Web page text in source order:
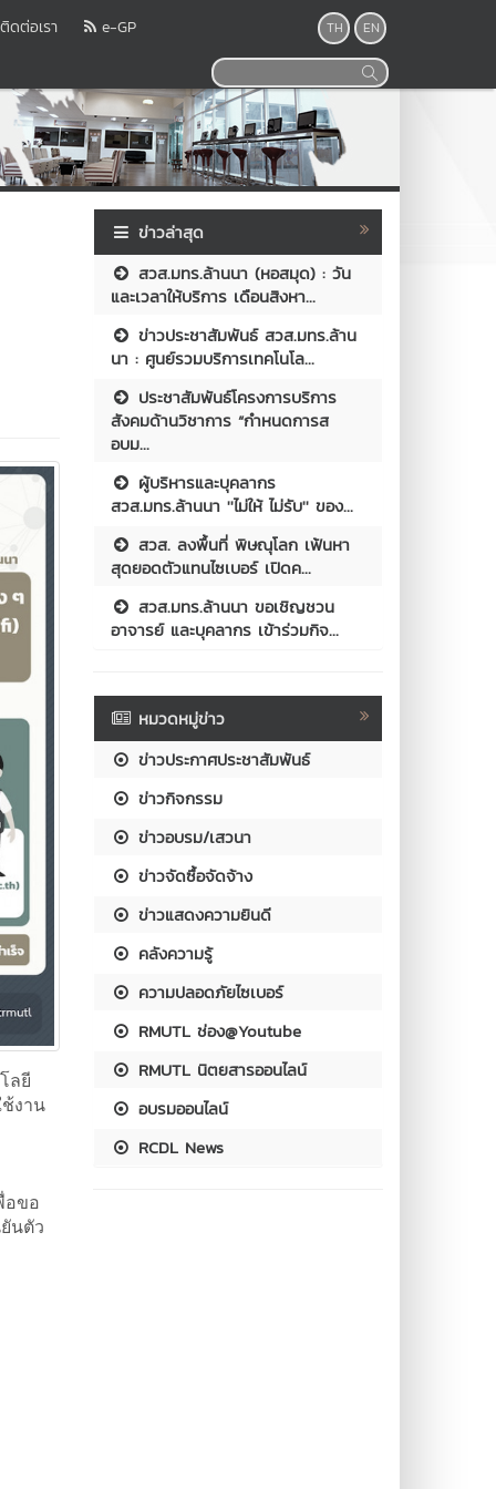
ติดต่อเรา e-GP TH EN
ลยี
งาน
อขอ
นตัว
ข่าวล่าสุด
สวส.มทร.ล้านนา (หอสมุด) : วัน
และเวลาให้บริการ เดือนสิงหา...
ข่าวประชาสัมพันธ์ สวส.มทร.ล้าน
นา : ศูนย์รวมบริการเทคโนโล...
ประชาสัมพันธ์โครงการบริการ
สังคมด้านวิชาการ “กำหนดการส
อบม...
ผู้บริหารและบุคลากร
สวส.มทร.ล้านนา ''ไม่ให้ ไม่รับ'' ของ...
สวส. ลงพื้นที่ พิษณุโลก เฟ้นหา
สุดยอดตัวแทนไซเบอร์ เปิดค...
สวส.มทร.ล้านนา ขอเชิญชวน
อาจารย์ และบุคลากร เข้าร่วมกิจ...
หมวดหมู่ข่าว
ข่าวประกาศประชาสัมพันธ์
ข่าวกิจกรรม
ข่าวอบรม/เสวนา
ข่าวจัดซื้อจัดจ้าง
ข่าวแสดงความยินดี
คลังความรู้
ความปลอดภัยไซเบอร์
RMUTL ช่อง@Youtube
RMUTL นิตยสารออนไลน์
อบรมออนไลน์
RCDL News